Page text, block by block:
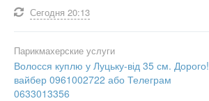
Сегодня 20:13
Парикмахерские услуги
Волосся куплю у Луцьку-від 35 см. Дорого!
вайбер 0961002722 або Телеграм
0633013356